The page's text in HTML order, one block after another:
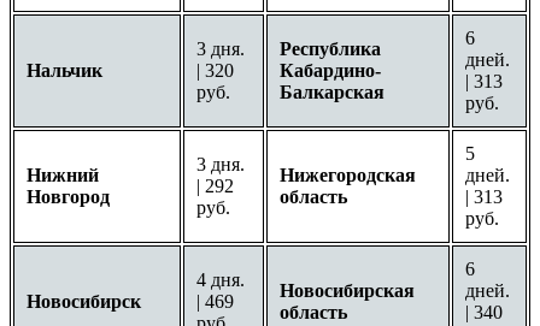
Нальчик
3 дня.
| 320
руб.
Республика
Кабардино-
Балкарская
6
дней.
| 313
руб.
Нижний
Новгород
3 дня.
| 292
руб.
Нижегородская
область
5
дней.
| 313
руб.
Новосибирск
4 дня.
| 469
Новосибирская
область
6
дней.
| 340